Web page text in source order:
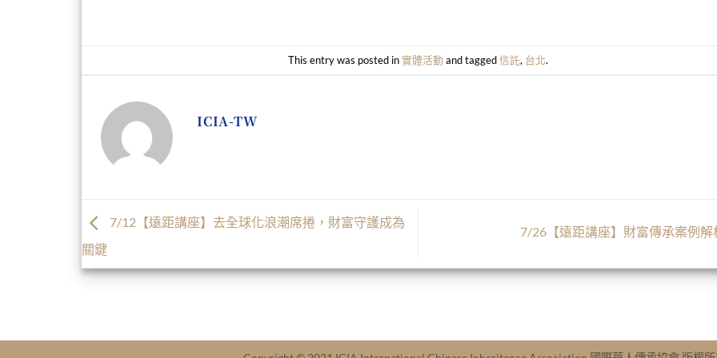
This entry was posted in實體活動 and tagged信託, 台北.
ICIA-TW
7/12【遠距講座】去全球化浪潮席捲，財富守護成為
關鍵
7/26【遠距講座】財富傳承案例解